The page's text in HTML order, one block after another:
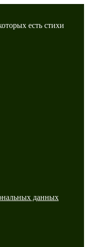
есть стихи
данных